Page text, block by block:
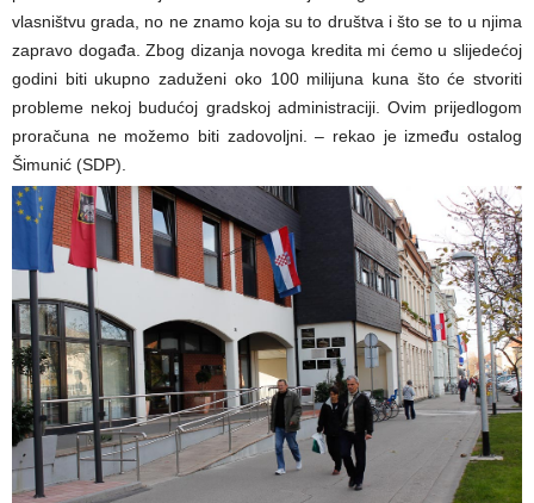
vlasništvu grada, no ne znamo koja su to društva i što se to u njima
zapravo događa. Zbog dizanja novoga kredita mi ćemo u slijedećoj
godini biti ukupno zaduženi oko 100 milijuna kuna što će stvoriti
probleme nekoj budućoj gradskoj administraciji. Ovim prijedlogom
proračuna ne možemo biti zadovoljni. – rekao je između ostalog
Šimunić (SDP).